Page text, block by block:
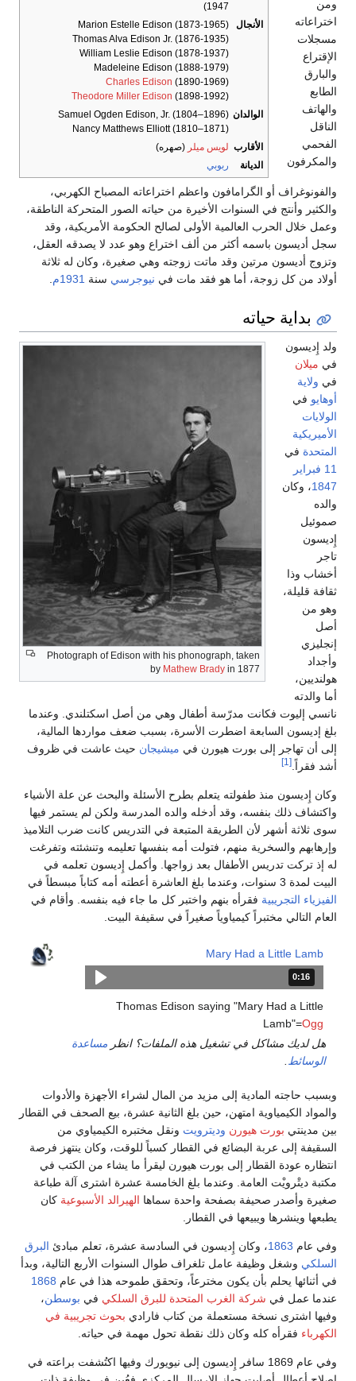
1947)
الأنجال
Marion Estelle Edison (1873-1965)
Thomas Alva Edison Jr. (1876-1935)
William Leslie Edison (1878-1937)
Madeleine Edison (1888-1979)
Charles Edison (1890-1969)
Theodore Miller Edison (1898-1992)
الوالدان Samuel Ogden Edison, Jr. (1804–1896)
Nancy Matthews Elliott (1810–1871)
الأقارب لويس ميلر (صهره)
الديانة
ربوبي
ومن
اختراعاته
مسجلات
الإقتراع
والبارق
الطابع
والهاتف
الناقل
الفحمي
والمكرفون
والفونوغراف أو الگرامافون واعظم اختراعاته المصباح الكهربي،
والكثير وأنتج في السنوات الأخيرة من حياته الصور المتحركة الناطقة،
وعمل خلال الحرب العالمية الأولى لصالح الحكومة الأمريكية، وقد
سجل أديسون باسمه أكثر من ألف اختراع وهو عدد لا يصدقه العقل،
وتزوج أديسون مرتين وقد ماتت زوجته وهي صغيرة، وكان له ثلاثة
أولاد من كل زوجة، أما هو فقد مات في نيوجرسي سنة 1931م .
بداية حياته
Photograph of Edison with his phonograph, taken
by Mathew Brady in 1877
ولد إِديسون
في ميلان
في ولاية
أوهايو في
الولايات
الأميريكية
المتحدة في
11 فبراير
1847، وكان
والده
صموئيل
إِديسون
تاجر
أخشاب وذا
ثقافة قليلة،
وهو من
أصل
إنجليزي
وأجداد
هولنديين،
أما والدته
نانسي إليوت فكانت مدرّسة أطفال وهي من أصل اسكتلندي. وعندما
بلغ إديسون السابعة اضطرت الأسرة، بسبب ضعف مواردها المالية،
إلى أن تهاجر إلى بورت هيورن في ميشيجان حيث عاشت في ظروف
أشد فقراً. [1]
وكان إِديسون منذ طفولته يتعلم بطرح الأسئلة والبحث عن علة الأشياء
واكتشاف ذلك بنفسه، وقد أدخله والده المدرسة ولكن لم يستمر فيها
سوى ثلاثة أشهر لأن الطريقة المتبعة في التدريس كانت ضرب التلاميذ
وإرهابهم والسخرية منهم، فتولت أمه بنفسها تعليمه وتنشئته وتفرغت
له إذ تركت تدريس الأطفال بعد زواجها. وأكمل إِديسون تعلمه في
البيت لمدة 3 سنوات، وعندما بلغ العاشرة أعطته أمه كتاباً مبسطاً في
الفيزياء التجريبية فقرأه بنهم واختبر كل ما جاء فيه بنفسه. وأقام في
العام التالي مختبراً كيمياوياً صغيراً في سقيفة البيت.
Mary Had a Little Lamb
المدة: 16 ثانية.
0:16
Thomas Edison saying "Mary Had a Little
Lamb"=Ogg
هل لديك مشاكل في تشغيل هذه الملفات؟ انظر مساعدة
الوسائط
وبسبب حاجته المادية إلى مزيد من المال لشراء الأجهزة والأدوات
والمواد الكيمياوية امتهن، حين بلغ الثانية عشرة، بيع الصحف في القطار
بين مدينتي بورت هيورن وديترويت ونقل مختبره الكيمياوي من
السقيفة إلى عربة البضائع في القطار كسباً للوقت، وكان ينتهز فرصة
انتظاره عودة القطار إلى بورت هيورن ليقرأ ما يشاء من الكتب في
مكتبة ديتْرويْت العامة. وعندما بلغ الخامسة عشرة اشترى آلة طباعة
صغيرة وأصدر صحيفة بصفحة واحدة سماها الهيرالد الأسبوعية كان
يطبعها وينشرها ويبيعها في القطار.
وفي عام 1863، وكان إِديسون في السادسة عشرة، تعلم مبادئ البرق
السلكي وشغل وظيفة عامل تلغراف طوال السنوات الأربع التالية، وبدأ
في أثنائها يحلم بأن يكون مخترعاً، وتحقق طموحه هذا في عام 1868
عندما عمل في شركة الغرب المتحدة للبرق السلكي في بوسطن،
وفيها اشترى نسخة مستعملة من كتاب فارادي بحوث تجريبية في
الكهرباء فقرأه كله وكان ذلك نقطة تحول مهمة في حياته.
وفي عام 1869 سافر إِديسون إلى نيويورك وفيها اكتُشفت براعته في